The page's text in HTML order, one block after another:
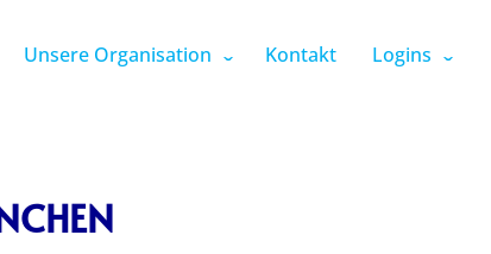
Unsere Organisation Kontakt Logins